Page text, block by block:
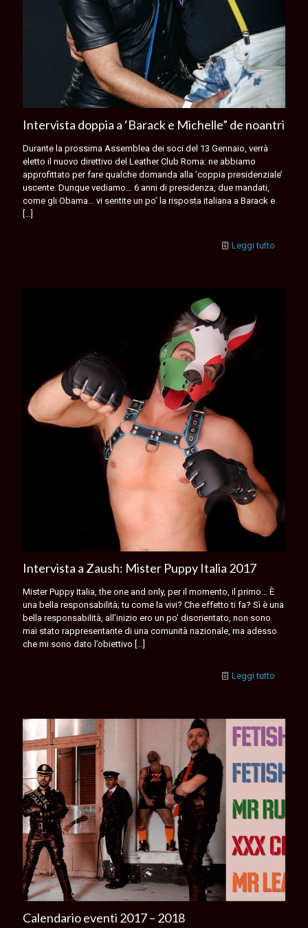
Intervista doppia a ‘Barack e Michelle” de noantri
Durante la prossima Assemblea dei soci del 13 Gennaio, verrà
eletto il nuovo direttivo del Leather Club Roma: ne abbiamo
approfittato per fare qualche domanda alla ‘coppia presidenziale’
uscente. Dunque vediamo… 6 anni di presidenza, due mandati,
come gli Obama… vi sentite un po’ la risposta italiana a Barack e
[…]
Leggi tutto
Intervista a Zaush: Mister Puppy Italia 2017
Mister Puppy Italia, the one and only, per il momento, il primo… È
una bella responsabilità; tu come la vivi? Che effetto ti fa? Sì è una
bella responsabilità, all’inizio ero un po’ disorientato, non sono
mai stato rappresentante di una comunità nazionale, ma adesso
che mi sono dato l’obiettivo […]
Leggi tutto
Calendario eventi 2017 – 2018